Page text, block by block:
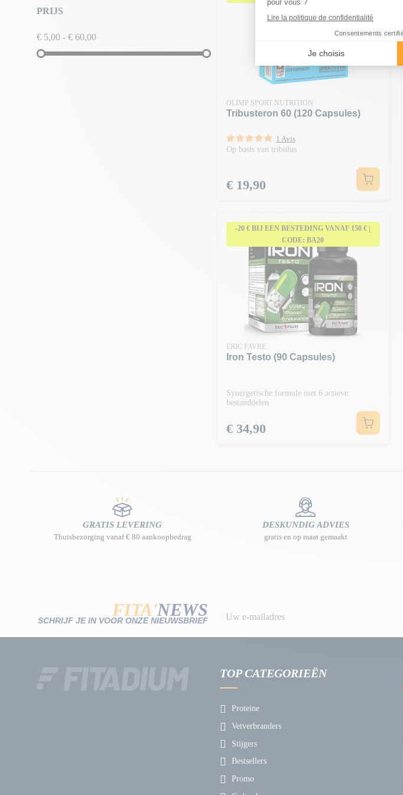
PRIJS
€ 5,00 - € 60,00
OLIMP SPORT NUTRITION
Tribusteron 60 (120 Capsules)
1 Avis
Op basis van tribulus
Prijs
€ 19,90
-20 € BIJ EEN BESTEDING VANAF 150 € |
CODE: BA20
ERIC FAVRE
Iron Testo (90 Capsules)
Synergetische formule met 6 actieve
bestanddelen
Prijs
€ 34,90
GRATIS LEVERING
Thuisbezorging vanaf € 80 aankoopbedrag
DESKUNDIG ADVIES
gratis en op maat gemaakt
FITA'NEWS
SCHRIJF JE IN VOOR ONZE NIEUWSBRIEF
TOP CATEGORIEËN
Proteine
Vetverbranders
Stijgers
Bestsellers
Promo